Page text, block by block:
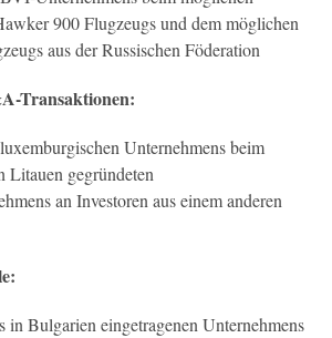
900 Flugzeugs und dem möglichen
aus der Russischen Föderation
Transaktionen:
Unternehmens beim
Litauen gegründeten
an Investoren aus einem anderen
in Bulgarien eingetragenen Unternehmens